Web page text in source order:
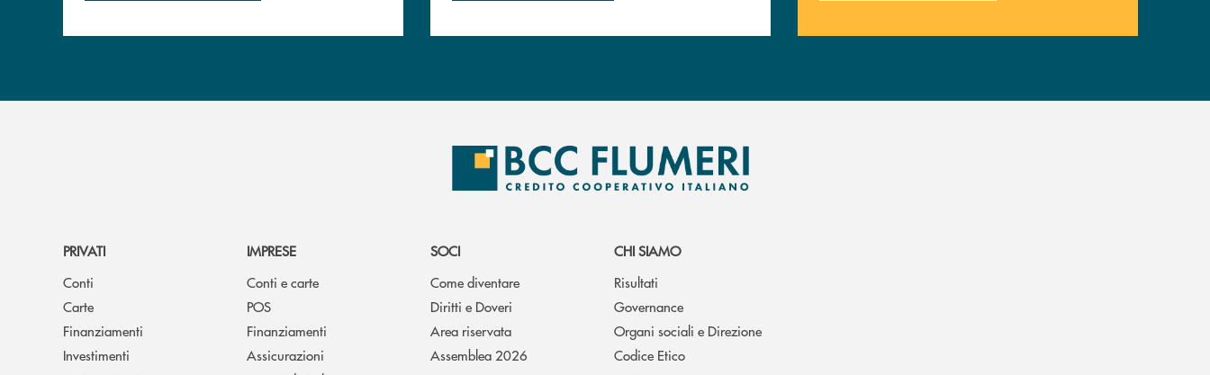
PRIVATI
Conti
Carte
Finanziamenti
Investimenti
IMPRESE
Conti e carte
POS
Finanziamenti
Assicurazioni
SOCI
Come diventare
Diritti e Doveri
Area riservata
Assemblea 2026
CHI SIAMO
Risultati
Governance
Organi sociali e Direzione
Codice Etico